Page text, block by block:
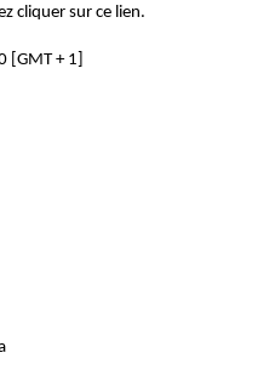
cliquer sur ce lien.
[GMT + 1]